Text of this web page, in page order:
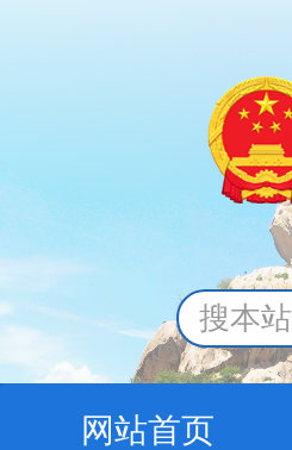
搜本站
网站首页